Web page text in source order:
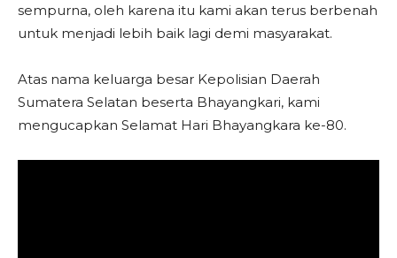
sempurna, oleh karena itu kami akan terus berbenah
untuk menjadi lebih baik lagi demi masyarakat.
Atas nama keluarga besar Kepolisian Daerah
Sumatera Selatan beserta Bhayangkari, kami
mengucapkan Selamat Hari Bhayangkara ke-80.